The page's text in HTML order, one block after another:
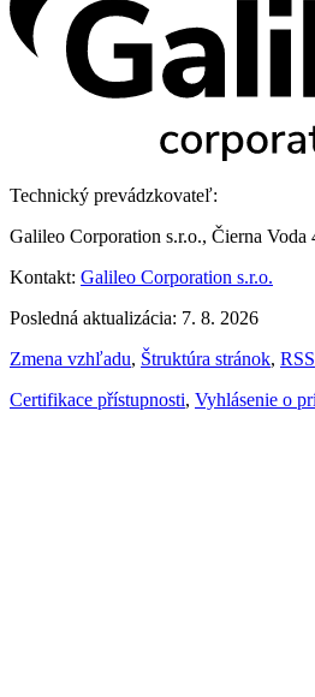
Technický prevádzkovateľ:
Galileo Corporation s.r.o., Čierna Voda
Kontakt: Galileo Corporation s.r.o.
Posledná aktualizácia: 7. 8. 2026
Zmena vzhľadu, Štruktúra stránok, RSS
Certifikace přístupnosti, Vyhlásenie o